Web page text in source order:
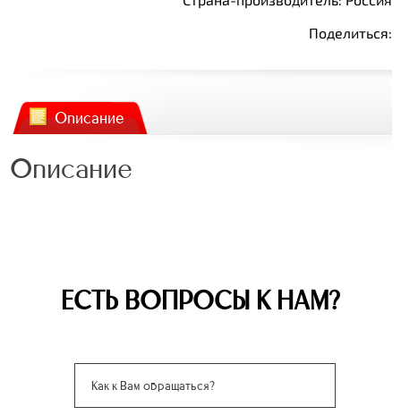
Поделиться:
Описание
Описание
ЕСТЬ ВОПРОСЫ К НАМ?